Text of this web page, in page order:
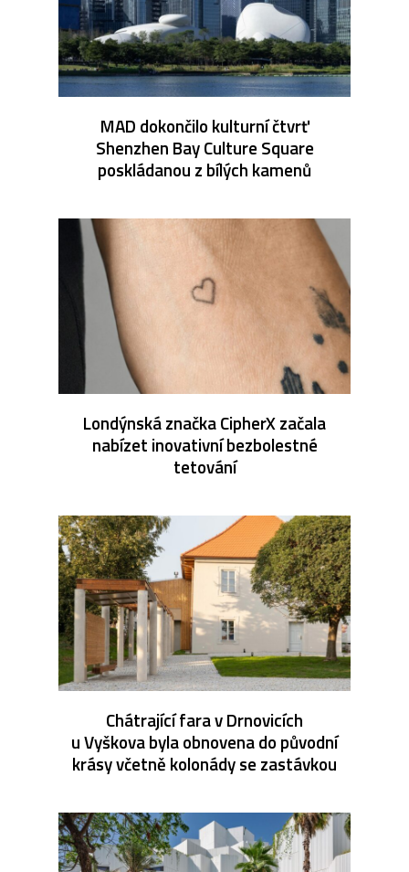
MAD dokončilo kulturní čtvrť
Shenzhen Bay Culture Square
poskládanou z bílých kamenů
Londýnská značka CipherX začala
nabízet inovativní bezbolestné
tetování
Chátrající fara v Drnovicích
u Vyškova byla obnovena do původní
krásy včetně kolonády se zastávkou